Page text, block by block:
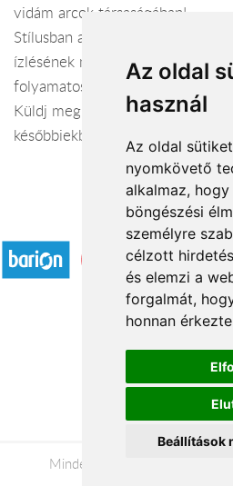
Az oldal
használ
Az oldal
nyomkövető
alkalmaz,
böngészési
személyre
célzott
és elemzi a
forgalmát,
honnan
Beállítások
vidám arcok társaságában!
Stílusban a legújabb trendet
ízlésének megfelelően. Üzleti
folyamatos ügyfélkapcsolat, a
Küldj megrendelőidnek virágot,
későbbiekben sokszorosan
Elfogadott
Á.SZ.F.
Adatkezelési
Minden jog fenntartva © 2026 |